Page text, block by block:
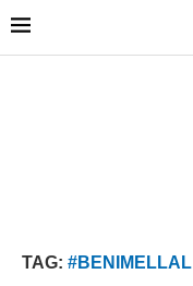
TAG: #BENIMELLAL